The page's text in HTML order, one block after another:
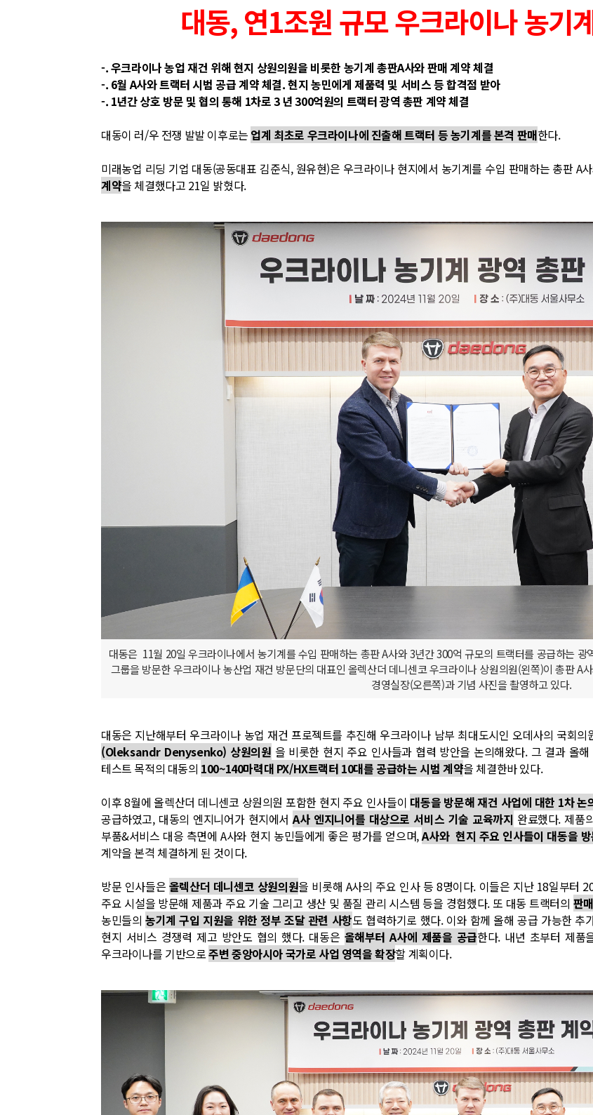
대동, 연1조원 규모 우크라이나 농기
-. 우크라이나 농업 재건 위해 현지 상원의원을 비롯한 농기계 총판A사와 판매 계약 체결
-. 6월 A사와 트랙터 시범 공급 계약 체결. 현지 농민에게 제품력 및 서비스 등 합격점 받아
-. 1년간 상호 방문 및 협의 통해 1차로 3 년 300억원의 트랙터 광역 총판 계약 체결
대동이 러/우 전쟁 발발 이후로는 업계 최초로 우크라이나에 진출해 트랙터 등 농기계를 본격 판매한다.
미래농업 리딩 기업 대동(공동대표 김준식, 원유현)은 우크라이나 현지에서 농기계를 수입 판매하는 총판 A
계약을 체결했다고 21일 밝혔다.
대동은 11월 20일 우크라이나에서 농기계를 수입 판매하는 총판 A사와 3년간 300억 규모의 트랙터를 공급하는
그룹을 방문한 우크라이나 농산업 재건 방문단의 대표인 올렉산더 데니센코 우크라이나 상원의원(왼쪽)이 총판 A
경영실장(오른쪽)과 기념 사진을 촬영하고 있다.
대동은 지난해부터 우크라이나 농업 재건 프로젝트를 추진해 우크라이나 남부 최대도시인 오데사의 국회
(Oleksandr Denysenko) 상원의원 을 비롯한 현지 주요 인사들과 협력 방안을 논의해왔다. 그 결과 올
테스트 목적의 대동의 100~140마력대 PX/HX트랙터 10대를 공급하는 시범 계약을 체결한바 있다.
이후 8월에 올렉산더 데니센코 상원의원 포함한 현지 주요 인사들이 대동을 방문해 재건 사업에 대한 1차 논
공급하였고, 대동의 엔지니어가 현지에서A사 엔지니어를 대상으로 서비스 기술 교육까지 완료했다. 제품
부품&서비스 대응 측면에 A사와 현지 농민들에게 좋은 평가를 얻으며,A사와 현지 주요 인사들이 대동을
계약을 본격 체결하게 된 것이다.
방문 인사들은 올렉산더 데니센코 상원의원을 비롯해 A사의 주요 인사 등 8명이다. 이들은 지난 18일부터
주요 시설을 방문해 제품과 주요 기술 그리고 생산 및 품질 관리 시스템 등을 경험했다. 또 대동 트랙터의 판
농민들의 농기계 구입 지원을 위한 정부 조달 관련 사항도 협력하기로 했다. 이와 함께 올해 공급 가능한
현지 서비스 경쟁력 제고 방안도 협의 했다. 대동은 올해부터 A사에 제품을 공급한다. 내년 초부터 제품
우크라이나를 기반으로주변 중앙아시아 국가로 사업 영역을 확장할 계획이다.